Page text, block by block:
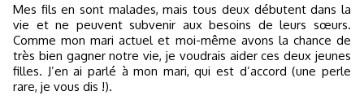
Mes fils en sont malades, mais tous deux débutent dans la
vie et ne peuvent subvenir aux besoins de leurs sœurs.
Comme mon mari actuel et moi-même avons la chance de
très bien gagner notre vie, je voudrais aider ces deux jeunes
filles. J’en ai parlé à mon mari, qui est d’accord (une perle
rare, je vous dis !).